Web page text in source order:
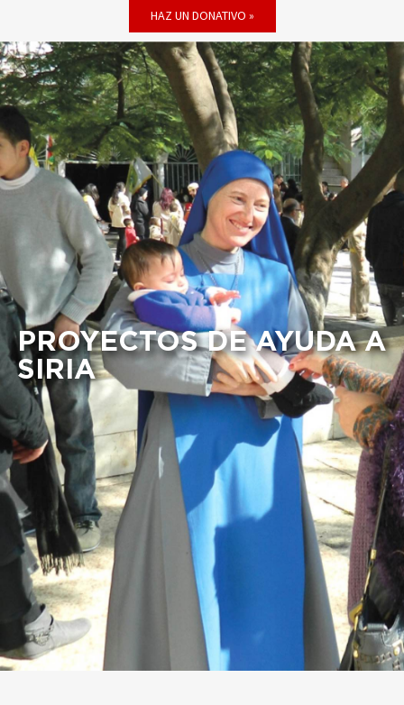
HAZ UN DONATIVO »
PROYECTOS DE AYUDA A
SIRIA